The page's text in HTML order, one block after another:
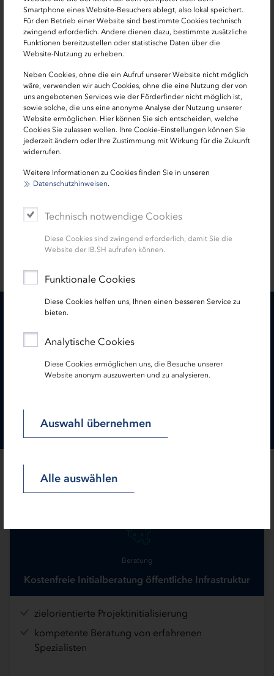
Smartphone eines Website-Besuchers ablegt, also lokal speichert.
Für den Betrieb einer Website sind bestimmte Cookies technisch
zwingend erforderlich. Andere dienen dazu, bestimmte zusätzliche
Funktionen bereitzustellen oder statistische Daten über die
Website-Nutzung zu erheben.
Neben Cookies, ohne die ein Aufruf unserer Website nicht möglich
wäre, verwenden wir auch Cookies, ohne die eine Nutzung der von
uns angebotenen Services wie der Förderfinder nicht möglich ist,
sowie solche, die uns eine anonyme Analyse der Nutzung unserer
Website ermöglichen. Hier können Sie sich entscheiden, welche
Cookies Sie zulassen wollen. Ihre Cookie-Einstellungen können Sie
jederzeit ändern oder Ihre Zustimmung mit Wirkung für die Zukunft
widerrufen.
Weitere Informationen zu Cookies finden Sie in unseren
Datenschutzhinweisen.
Technisch notwendige Cookies
Diese Cookies sind zwingend erforderlich, damit Sie die
Website der IB.SH aufrufen können.
Funktionale Cookies
Diese Cookies helfen uns, Ihnen einen besseren Service zu
bieten.
Analytische Cookies
Diese Cookies ermöglichen uns, die Besuche unserer
Website anonym auszuwerten und zu analysieren.
Auswahl übernehmen
Alle auswählen
stefanie.danger[at]ib-sh.de
Amine Ali
Projektmanagerin Infrastruktur-Kompetenzzentrum
0431 9905 3439
amine.ali[at]ib-sh.de
PDF
Ähnliche Produkte
Beratung
Kostenfreie Initialberatung öffentliche Infrastruktur
zielorientierte Projektinitialisierung
kompetente Beratung von erfahrenen
Spezialisten